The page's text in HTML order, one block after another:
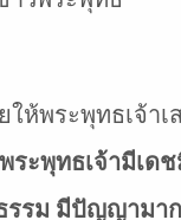
ห้พระพุทธเจ้า
ะพุทธเจ้ามีเด
รม มีปัญญามา